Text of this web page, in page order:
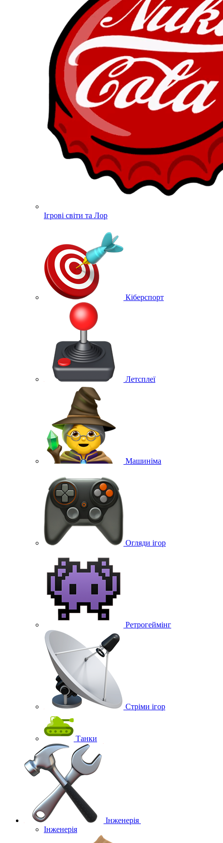
Ігрові світи та Лор
Кіберспорт
Летсплеї
Машиніма
Огляди ігор
Ретрогеймінг
Стріми ігор
Танки
Інженерія
Інженерія